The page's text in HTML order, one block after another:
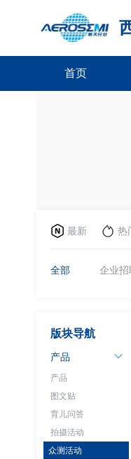
首页
最新 热
全部 企业招
版块导航
产品
产品
图文贴
育儿问答
拍摄活动
众测活动